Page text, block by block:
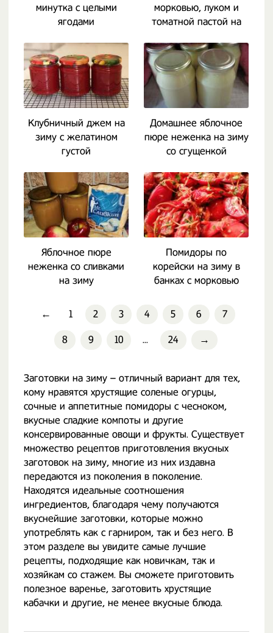
Заготовки на зиму – отличный вариант для тех,
кому нравятся хрустящие соленые огурцы,
сочные и аппетитные помидоры с чесноком,
вкусные сладкие компоты и другие
консервированные овощи и фрукты. Существует
множество рецептов приготовления вкусных
заготовок на зиму, многие из них издавна
передаются из поколения в поколение.
Находятся идеальные соотношения
ингредиентов, благодаря чему получаются
вкуснейшие заготовки, которые можно
употреблять как с гарниром, так и без него. В
этом разделе вы увидите самые лучшие
рецепты, подходящие как новичкам, так и
хозяйкам со стажем. Вы сможете приготовить
полезное варенье, заготовить хрустящие
кабачки и другие, не менее вкусные блюда.
минутка с целыми
ягодами
морковью, луком и
томатной пастой на
Клубничный джем на
зиму с желатином
густой
Домашнее яблочное
пюре неженка на зиму
со сгущенкой
Яблочное пюре
неженка со сливками
на зиму
Помидоры по
корейски на зиму в
банках с морковью
← 1 2 3 4 5 6 7
8 9 10 ... 24 →